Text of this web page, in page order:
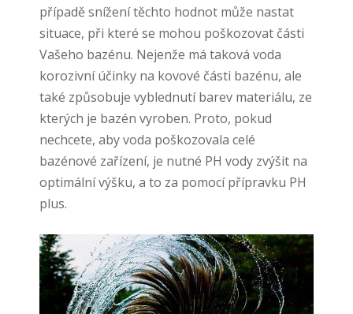
případě snížení těchto hodnot může nastat
situace, při které se mohou poškozovat části
Vašeho bazénu. Nejenže má taková voda
korozivní účinky na kovové části bazénu, ale
také způsobuje vyblednutí barev materiálu, ze
kterých je bazén vyroben. Proto, pokud
nechcete, aby voda poškozovala celé
bazénové zařízení, je nutné PH vody zvýšit na
optimální výšku, a to za pomocí přípravku PH
plus.